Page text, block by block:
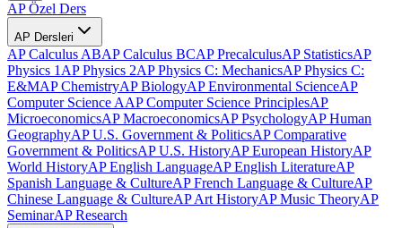
AP Özel Ders
AP Dersleri
AP Calculus ABAP Calculus BCAP PrecalculusAP StatisticsAP
Physics 1 AP Physics 2AP Physics C: MechanicsAP Physics C:
E&MAP ChemistryAP BiologyAP Environmental ScienceAP
Computer Science AAP Computer Science PrinciplesAP
MicroeconomicsAP MacroeconomicsAP PsychologyAP Human
GeographyAP U.S. Government & PoliticsAP Comparative
Government & PoliticsAP U.S. HistoryAP European HistoryAP
World HistoryAP English LanguageAP English LiteratureAP
Spanish Language & CultureAP French Language & CultureAP
Chinese Language & CultureAP Art HistoryAP Music TheoryAP
SeminarAP Research